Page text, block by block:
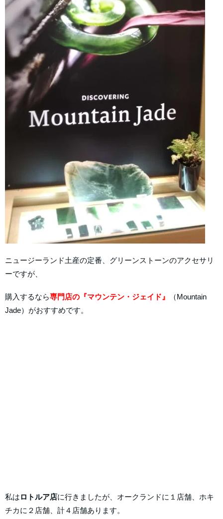
ニュージーランド土産の定番、グリーンストーンのアクセサリ
ーですが、
購入するなら専門店の『マウンテン・ジェイド』
（Mountain
Jade）がおすすめです。
私はロトルア店に行きましたが、オークランドに１店舗、ホキ
チカに２店舗、計４店舗あります。